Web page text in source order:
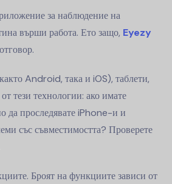
за наблюдение на
върши работа. Ето защо, Eyezy
Android, така и iOS), таблети,
тези технологии: ако имате
да проследявате iPhone-и и
със съвместимостта? Проверете
Броят на функциите зависи от